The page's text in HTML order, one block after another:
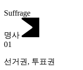
Suffrage
명사
01
선거권 , 투표권